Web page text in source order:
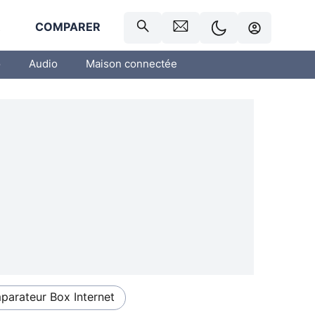
COMPARER
Audio Maison connectée
Box Internet